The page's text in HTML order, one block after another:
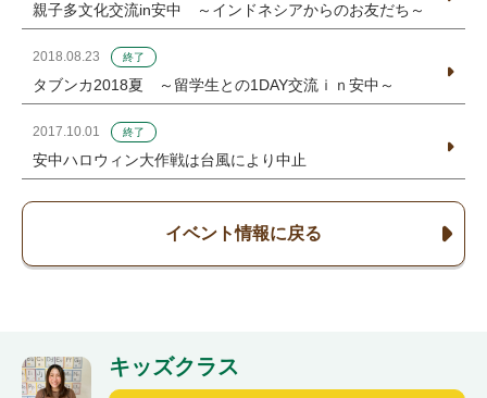
親子多文化交流in安中 ～インドネシアからのお友だち～
2018.08.23 終了
タブンカ2018夏 ～留学生との1DAY交流ｉｎ安中～
2017.10.01 終了
安中ハロウィン大作戦は台風により中止
イベント情報に戻る
キッズクラス